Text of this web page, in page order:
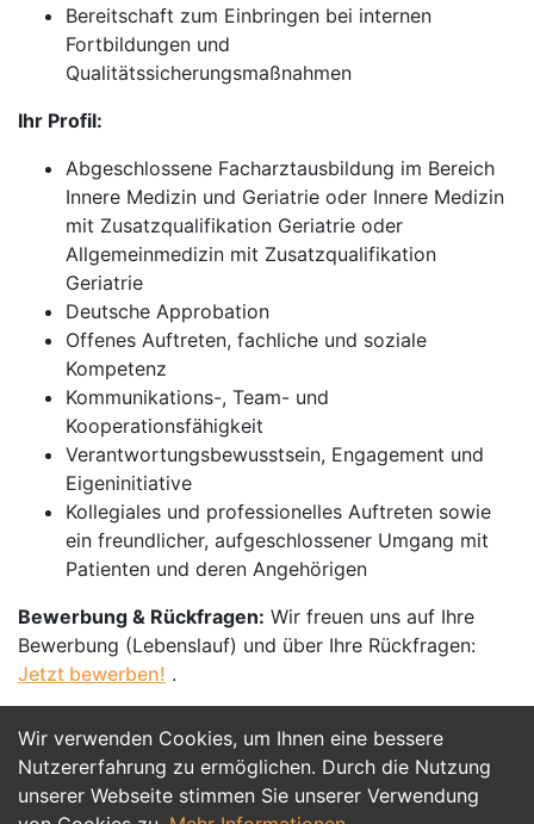
Wir verwenden Cookies, um Ihnen eine bessere
Nutzererfahrung zu ermöglichen. Durch die Nutzung
unserer Webseite stimmen Sie unserer Verwendung
Bereitschaft zum Einbringen bei internen
Fortbildungen und
Qualitätssicherungsmaßnahmen
Ihr Profil:
Abgeschlossene Facharztausbildung im Bereich
Innere Medizin und Geriatrie oder Innere Medizin
mit Zusatzqualifikation Geriatrie oder
Allgemeinmedizin mit Zusatzqualifikation
Geriatrie
Deutsche Approbation
Offenes Auftreten, fachliche und soziale
Kompetenz
Kommunikations-, Team- und
Kooperationsfähigkeit
Verantwortungsbewusstsein, Engagement und
Eigeninitiative
Kollegiales und professionelles Auftreten sowie
ein freundlicher, aufgeschlossener Umgang mit
Patienten und deren Angehörigen
Bewerbung & Rückfragen: Wir freuen uns auf Ihre
Bewerbung (Lebenslauf) und über Ihre Rückfragen:
Jetzt bewerben! .
Jetzt Bewerben